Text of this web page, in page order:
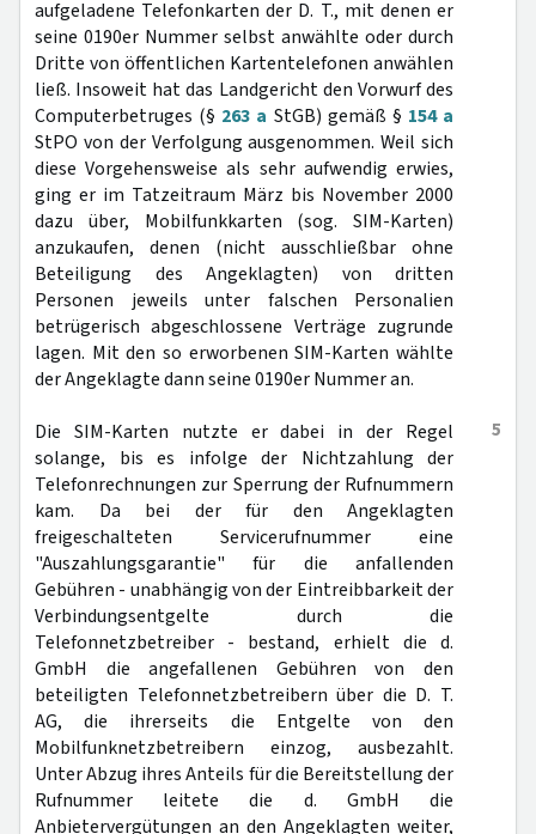
aufgeladene Telefonkarten der D. T., mit denen er
seine 0190er Nummer selbst anwählte oder durch
Dritte von öffentlichen Kartentelefonen anwählen
ließ. Insoweit hat das Landgericht den Vorwurf des
Computerbetruges (§ 263 a StGB) gemäß § 154 a
StPO von der Verfolgung ausgenommen. Weil sich
diese Vorgehensweise als sehr aufwendig erwies,
ging er im Tatzeitraum März bis November 2000
dazu über, Mobilfunkkarten (sog. SIM-Karten)
anzukaufen, denen (nicht ausschließbar ohne
Beteiligung des Angeklagten) von dritten
Personen jeweils unter falschen Personalien
betrügerisch abgeschlossene Verträge zugrunde
lagen. Mit den so erworbenen SIM-Karten wählte
der Angeklagte dann seine 0190er Nummer an.
5
Die SIM-Karten nutzte er dabei in der Regel
solange, bis es infolge der Nichtzahlung der
Telefonrechnungen zur Sperrung der Rufnummern
kam. Da bei der für den Angeklagten
freigeschalteten Servicerufnummer eine
"Auszahlungsgarantie" für die anfallenden
Gebühren - unabhängig von der Eintreibbarkeit der
Verbindungsentgelte durch die
Telefonnetzbetreiber - bestand, erhielt die d.
GmbH die angefallenen Gebühren von den
beteiligten Telefonnetzbetreibern über die D. T.
AG, die ihrerseits die Entgelte von den
Mobilfunknetzbetreibern einzog, ausbezahlt.
Unter Abzug ihres Anteils für die Bereitstellung der
Rufnummer leitete die d. GmbH die
Anbietervergütungen an den Angeklagten weiter,